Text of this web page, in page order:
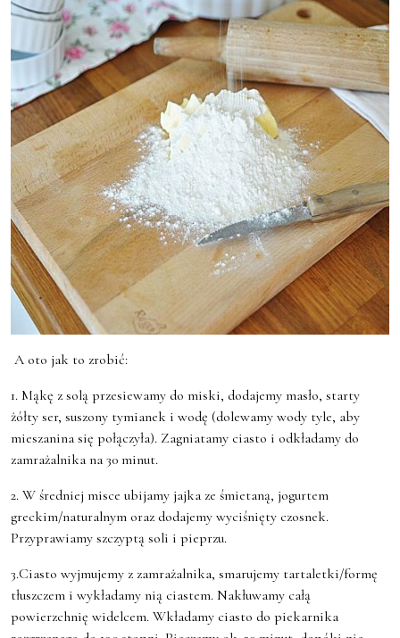
A oto jak to zrobić:
1. Mąkę z solą przesiewamy do miski, dodajemy masło, starty
żółty ser, suszony tymianek i wodę (dolewamy wody tyle, aby
mieszanina się połączyła). Zagniatamy ciasto i odkładamy do
zamrażalnika na 30 minut.
2. W średniej misce ubijamy jajka ze śmietaną, jogurtem
greckim/naturalnym oraz dodajemy wyciśnięty czosnek.
Przyprawiamy szczyptą soli i pieprzu.
3.Ciasto wyjmujemy z zamrażalnika, smarujemy tartaletki/formę
tłuszczem i wykładamy nią ciastem. Nakłuwamy całą
powierzchnię widelcem. Wkładamy ciasto do piekarnika